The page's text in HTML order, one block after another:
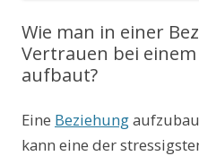
Wie man in einer
Vertrauen bei
aufbaut?
Eine Beziehung
kann eine der